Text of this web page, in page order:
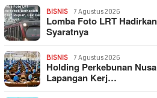
BISNIS 7 Agustus 2026
Lomba Foto LRT
Syaratnya
BISNIS 7 Agustus 2026
Holding Perkebunan
Lapangan Kerj…